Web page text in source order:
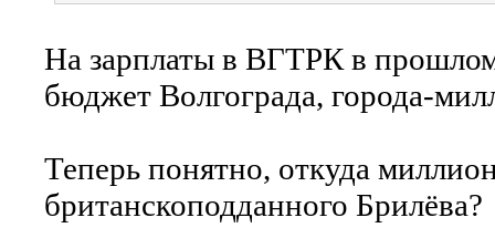
На зарплаты в ВГТРК в
бюджет Волгограда, города-
Теперь понятно, откуда
британскоподданного Брилёва?